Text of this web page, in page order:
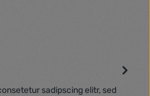
sadipscing elitr, sed